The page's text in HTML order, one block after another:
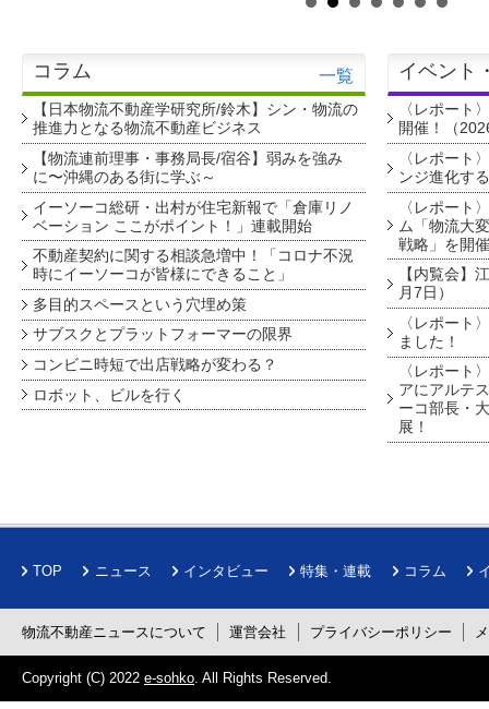
コラム 一覧
【日本物流不動産学研究所/鈴木】シン・物流の
推進力となる物流不動産ビジネス
【物流連前理事・事務局長/宿谷】弱みを強み
に〜沖縄のある街に学ぶ～
イーソーコ総研・出村が住宅新報で「倉庫リノ
ベーション ここがポイント！」連載開始
不動産契約に関する相談急増中！「コロナ不況
時にイーソーコが皆様にできること」
多目的スペースという穴埋め策
サブスクとプラットフォーマーの限界
コンビニ時短で出店戦略が変わる？
ロボット、ビルを行く
イベント
〈レポート
開催！（
〈レポート
ンジ進化す
〈レポート
ム「物流大
戦略」を開
【内覧会】
月7日）
〈レポート
ました！
〈レポート
アにアルテ
ーコ部長・
展！
TOP ニュース インタビュー 特集・連載 コラム
物流不動産ニュースについて 運営会社 プライバシーポリシー
Copyright (C) 2022 e-sohko. All Rights Reserved.